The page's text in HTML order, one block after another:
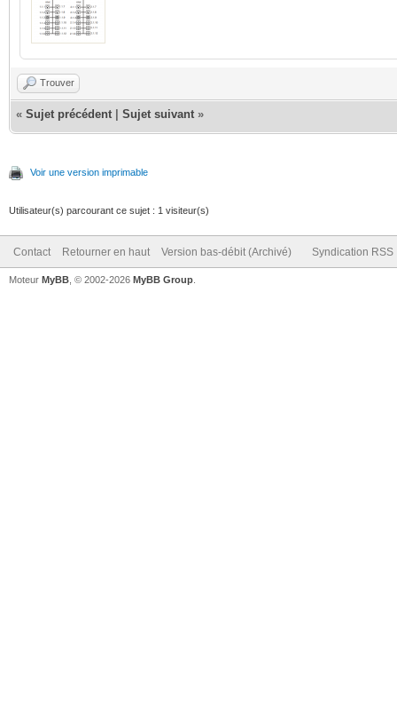
Trouver
« Sujet précédent Sujet suivant »
Voir une version imprimable
Utilisateur(s) parcourant ce sujet : 1 visiteur(s)
Contact Retourner en haut Version bas-débit (Archivé) Syndication RSS
Moteur MyBB , © 2002-2026 MyBB Group